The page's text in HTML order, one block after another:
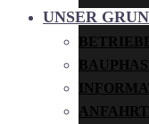
UNSER
ANFAHRT